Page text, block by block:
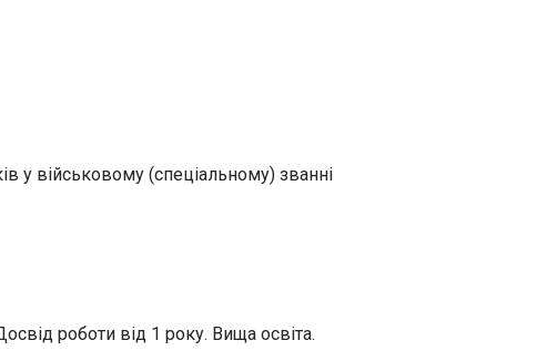
у військовому (спеціальному) званні
роботи від 1 року. Вища освіта.